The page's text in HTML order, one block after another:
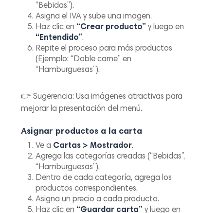
“Bebidas”).
Asigna el IVA y sube una imagen.
Haz clic en “Crear producto” y luego en
“Entendido”.
Repite el proceso para más productos
(Ejemplo: “Doble carne” en
“Hamburguesas”).
👉Sugerencia: Usa imágenes atractivas para
mejorar la presentación del menú.
Asignar productos a la carta
Ve a Cartas > Mostrador.
Agrega las categorías creadas (“Bebidas”,
“Hamburguesas”).
Dentro de cada categoría, agrega los
productos correspondientes.
Asigna un precio a cada producto.
Haz clic en “Guardar carta” y luego en